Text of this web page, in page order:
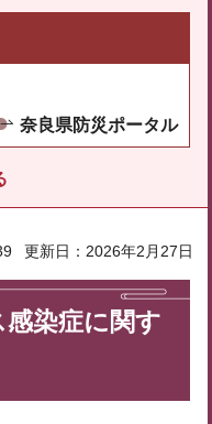
奈良県防災ポータル
更新日：2026年2月27日
染症に関す